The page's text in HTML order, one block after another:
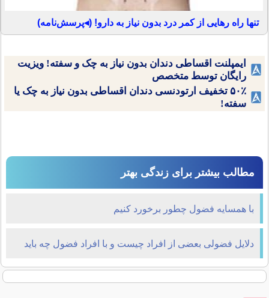
تنها راه رهایی از کمر درد بدون نیاز به دارو! (◂پرسش‌نامه)
ایمپلنت اقساطی دندان بدون نیاز به چک و سفته! ویزیت
رایگان توسط متخصص
۵۰٪ تخفیف ارتودنسی دندان اقساطی بدون نیاز به چک یا
سفته!
مطالب بیشتر برای زندگی بهتر
با همسایه فضول چطور برخورد کنیم
دلایل فضولی بعضی از افراد چیست و با افراد فضول چه باید
کرد؟